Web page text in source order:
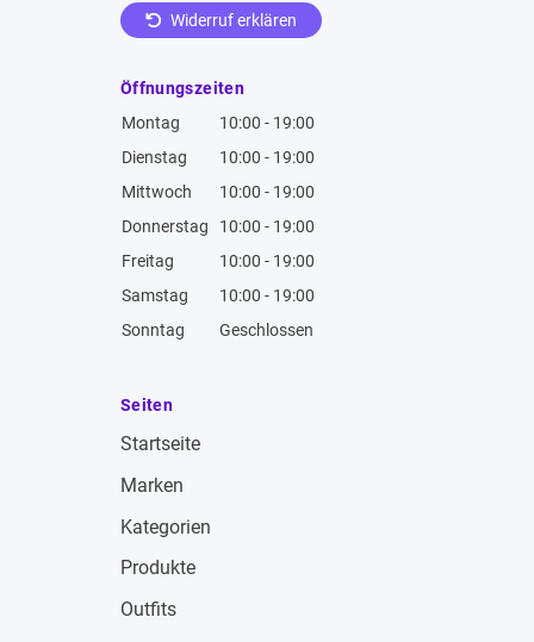
Widerruf erklären
Öffnungszeiten
Montag
10:00 - 19:00
Dienstag
10:00 - 19:00
Mittwoch
10:00 - 19:00
Donnerstag
10:00 - 19:00
Freitag
10:00 - 19:00
Samstag
10:00 - 19:00
Sonntag
Geschlossen
Seiten
Startseite
Marken
Kategorien
Produkte
Outfits